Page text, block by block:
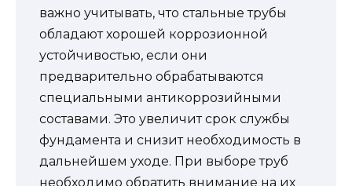
важно учитывать, что стальные трубы
обладают хорошей коррозионной
устойчивостью, если они
предварительно обрабатываются
специальными антикоррозийными
составами. Это увеличит срок службы
фундамента и снизит необходимость в
дальнейшем уходе. При выборе труб
необходимо обратить внимание на их